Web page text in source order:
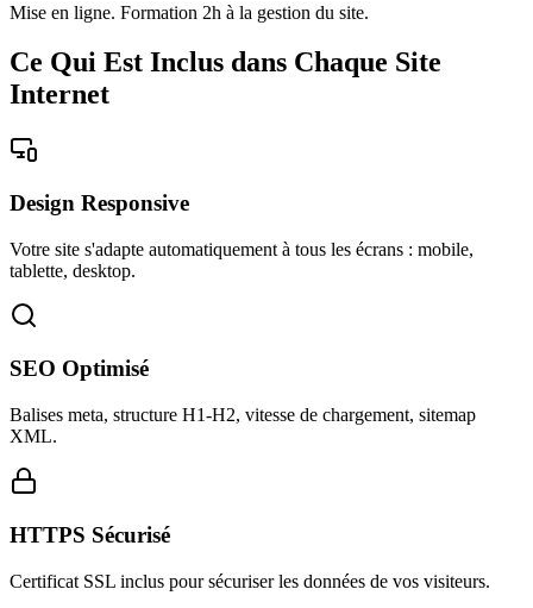
Mise en ligne. Formation 2h à la gestion du site.
Ce Qui Est Inclus dans Chaque Site
Internet
Design Responsive
Votre site s'adapte automatiquement à tous les écrans : mobile,
tablette, desktop.
SEO Optimisé
Balises meta, structure H1-H2, vitesse de chargement, sitemap
XML.
HTTPS Sécurisé
Certificat SSL inclus pour sécuriser les données de vos visiteurs.